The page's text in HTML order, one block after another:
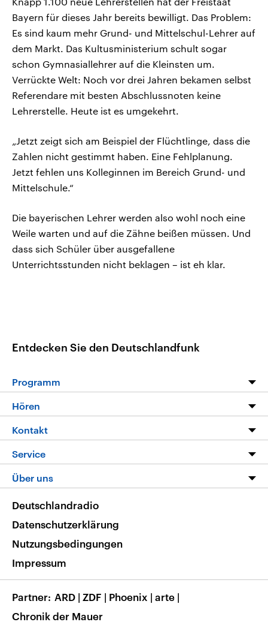
Bayern für dieses Jahr bereits bewilligt. Das Problem:
Es sind kaum mehr Grund- und Mittelschul-Lehrer auf
dem Markt. Das Kultusministerium schult sogar
schon Gymnasiallehrer auf die Kleinsten um.
Verrückte Welt: Noch vor drei Jahren bekamen selbst
Referendare mit besten Abschlussnoten keine
Lehrerstelle. Heute ist es umgekehrt.
„Jetzt zeigt sich am Beispiel der Flüchtlinge, dass die
Zahlen nicht gestimmt haben. Eine Fehlplanung.
Jetzt fehlen uns Kolleginnen im Bereich Grund- und
Mittelschule.“
Die bayerischen Lehrer werden also wohl noch eine
Weile warten und auf die Zähne beißen müssen. Und
dass sich Schüler über ausgefallene
Unterrichtsstunden nicht beklagen – ist eh klar.
Entdecken Sie den Deutschlandfunk
Programm
Programm
Die Nachrichten
Nachrichtenleicht
Neue Beiträge auf dlf.de
Hören
Livestream
Podcasts
Deutschlandfunk App
Nachrichten App
Frequenzen
Kontakt
Hörerservice
Service
FAQ
Veranstaltungen
Musikliste
RSS
Über uns
Barrierefreiheit
Deutschlandradio
Datenschutzerklärung
Nutzungsbedingungen
Impressum
Partner ARD | ZDF | Phoenix | arte |
Chronik der Mauer